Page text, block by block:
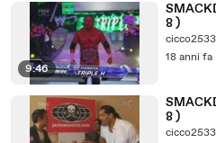
9:46
8 )
cicco2533
18 anni fa
8 )
cicco2533